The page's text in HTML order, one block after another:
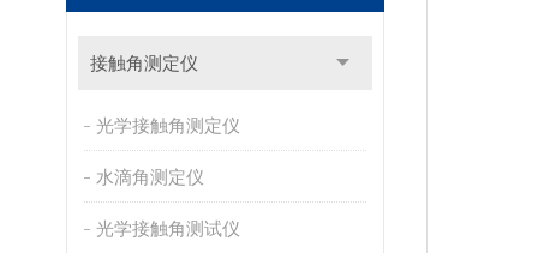
接触角测定仪
光学接触角测定仪
水滴角测定仪
光学接触角测试仪